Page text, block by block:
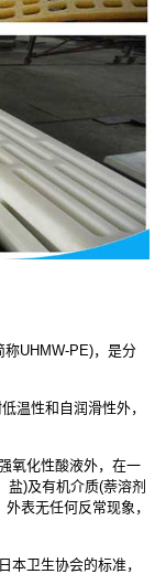
UHMW-PE)，是分
温性和自润滑性外，
氧化性酸液外，在一
盐)及有机介质(萘溶剂
表无任何反常现象，
本卫生协会的标准，